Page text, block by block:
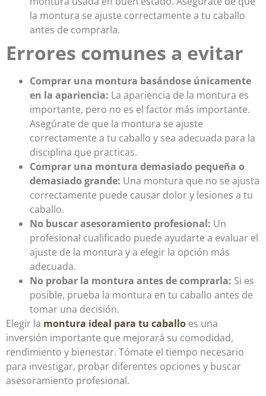
la montura se ajuste correctamente a tu caballo
antes de comprarla.
Errores comunes a evitar
Comprar una montura basándose únicamente
en la apariencia: La apariencia de la montura es
importante, pero no es el factor más importante.
Asegúrate de que la montura se ajuste
correctamente a tu caballo y sea adecuada para la
disciplina que practicas.
Comprar una montura demasiado pequeña o
demasiado grande: Una montura que no se ajusta
correctamente puede causar dolor y lesiones a tu
caballo.
No buscar asesoramiento profesional: Un
profesional cualificado puede ayudarte a evaluar el
ajuste de la montura y a elegir la opción más
adecuada.
No probar la montura antes de comprarla: Si es
posible, prueba la montura en tu caballo antes de
tomar una decisión.
Elegir la montura ideal para tu caballo es una
inversión importante que mejorará su comodidad,
rendimiento y bienestar. Tómate el tiempo necesario
para investigar, probar diferentes opciones y buscar
asesoramiento profesional.